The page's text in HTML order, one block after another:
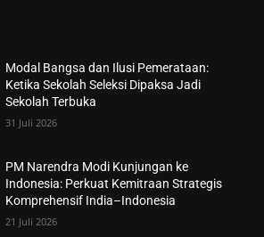
Modal Bangsa dan Ilusi Pemerataan:
Ketika Sekolah Seleksi Dipaksa Jadi
Sekolah Terbuka
31 Juli 2026
PM Narendra Modi Kunjungan ke
Indonesia: Perkuat Kemitraan Strategis
Komprehensif India–Indonesia
21 Juli 2026